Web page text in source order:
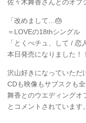
佐々木舞香さんとのオフ
「改めまして…🎂
＝LOVEの18thシングル
「とくべチュ、して / 恋
本日発売になりました！
沢山好きになっていただ
CDも映像もサブスクも
舞香とのウエディングオ
とコメントされています。